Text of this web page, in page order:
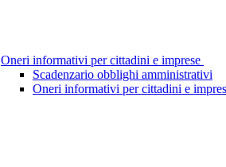
Oneri informativi per cittadini e imprese
Scadenzario obblighi amministrativi
Oneri informativi per cittadini e